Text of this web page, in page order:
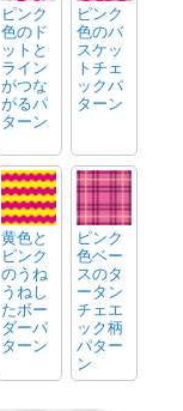
ピンク
色のド
ットと
ライン
がつな
がるパ
ターン
ピンク
色のバ
スケッ
トチェ
ックパ
ターン
黄色と
ピンク
のうね
うねし
たボー
ダーパ
ターン
ピンク
色ベー
スのタ
ータン
チェエ
ック柄
パター
ン